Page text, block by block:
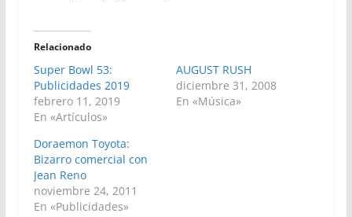
Relacionado
Super Bowl 53:
Publicidades 2019
febrero 11, 2019
En «Artículos»
AUGUST RUSH
diciembre 31, 2008
En «Música»
Doraemon Toyota:
Bizarro comercial con
Jean Reno
noviembre 24, 2011
En «Publicidades»